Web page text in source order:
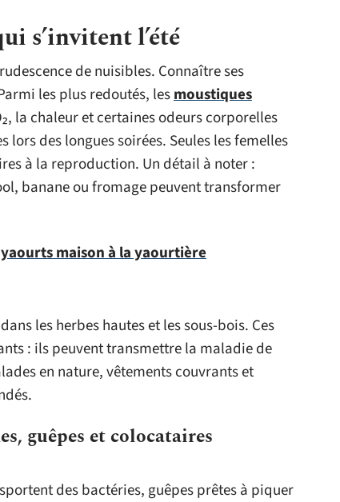
s’invitent l’été
de nuisibles. Connaître ses
les plus redoutés, lesmoustiques
la chaleur et certaines odeurs corporelles
des longues soirées. Seules les femelles
à la reproduction. Un détail à noter :
banane ou fromage peuvent transformer
maison à la yaourtière
les herbes hautes et les sous-bois. Ces
: ils peuvent transmettre la maladie de
en nature, vêtements couvrants et
guêpes et colocataires
des bactéries, guêpes prêtes à piquer